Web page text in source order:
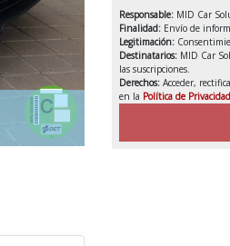
Responsable: MID Car
Finalidad: Envío de
Legitimación:
Destinatarios: MID Car
las suscripciones.
Derechos:Acceder,
en la Política de Privacidad